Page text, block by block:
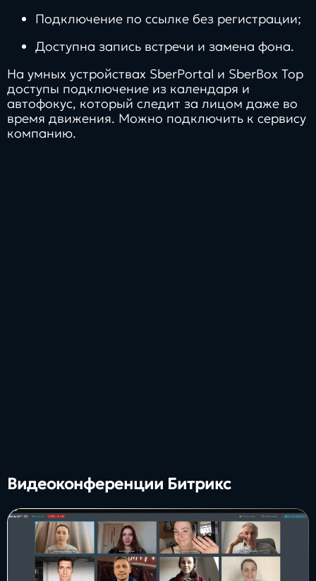
Подключение по ссылке без регистрации;
Доступна запись встречи и замена фона.
На умных устройствах SberPortal и SberBox Top
доступы подключение из календаря и
автофокус, который следит за лицом даже во
время движения. Можно подключить к сервису
компанию.
Видеоконференции Битрикс